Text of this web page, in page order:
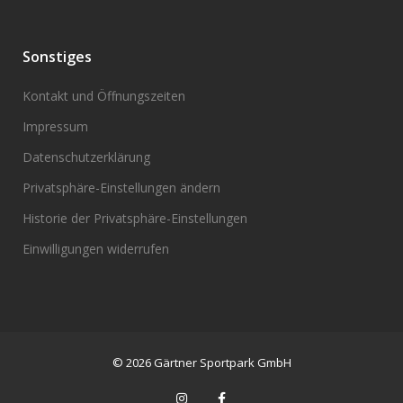
Sonstiges
Kontakt und Öffnungszeiten
Impressum
Datenschutzerklärung
Privatsphäre-Einstellungen ändern
Historie der Privatsphäre-Einstellungen
Einwilligungen widerrufen
© 2026 Gärtner Sportpark GmbH